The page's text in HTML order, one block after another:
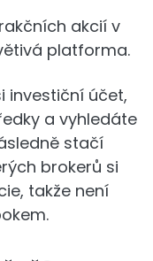
akcií v
platforma.
investiční účet,
a vyhledáte
stačí
brokerů si
takže není